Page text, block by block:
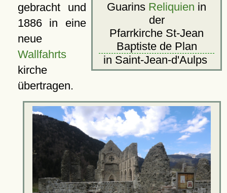
Guarins Reliquien in
der
Pfarrkirche St-Jean
Baptiste de Plan
in Saint-Jean-d'Aulps
gebracht und
1886 in eine
neue
Wallfahrts
kirche
übertragen.